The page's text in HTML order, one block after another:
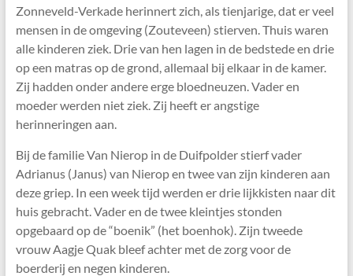
Zonneveld-Verkade herinnert zich, als tienjarige, dat er veel
mensen in de omgeving (Zouteveen) stierven. Thuis waren
alle kinderen ziek. Drie van hen lagen in de bedstede en drie
op een matras op de grond, allemaal bij elkaar in de kamer.
Zij hadden onder andere erge bloedneuzen. Vader en
moeder werden niet ziek. Zij heeft er angstige
herinneringen aan.
Bij de familie Van Nierop in de Duifpolder stierf vader
Adrianus (Janus) van Nierop en twee van zijn kinderen aan
deze griep. In een week tijd werden er drie lijkkisten naar dit
huis gebracht. Vader en de twee kleintjes stonden
opgebaard op de “boenik” (het boenhok). Zijn tweede
vrouw Aagje Quak bleef achter met de zorg voor de
boerderij en negen kinderen.